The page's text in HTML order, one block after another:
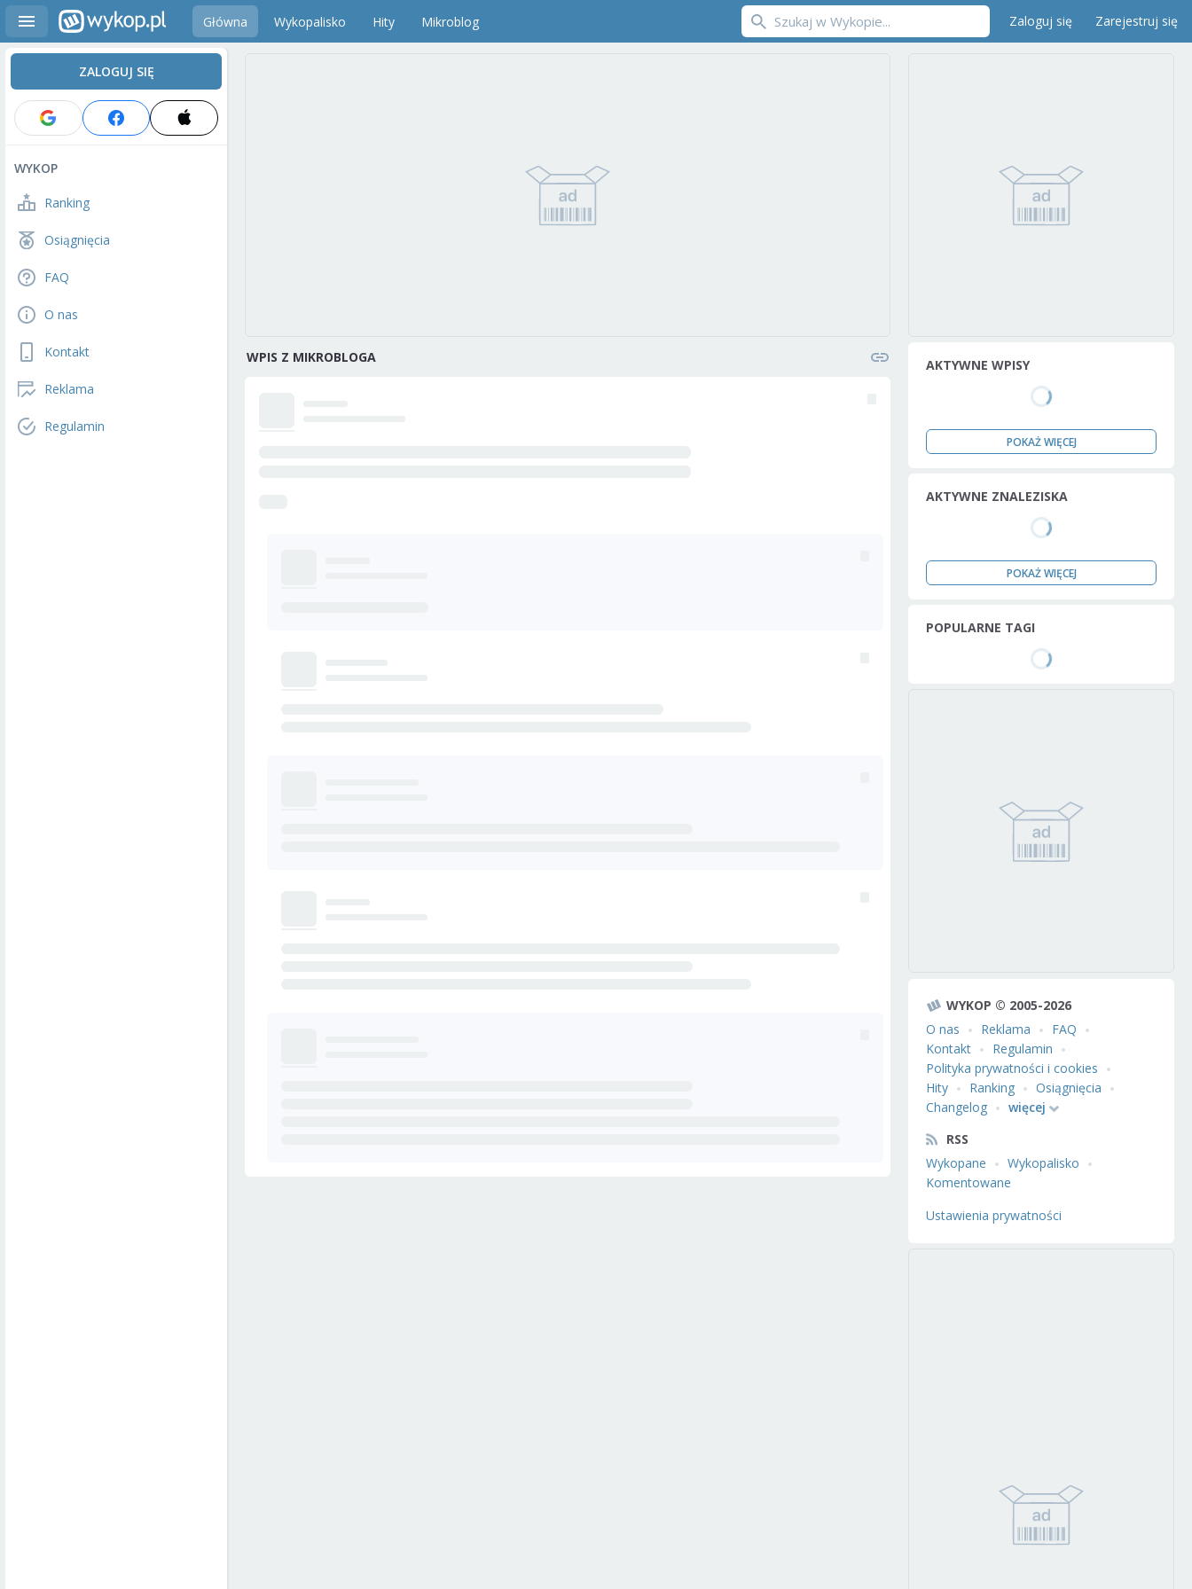
Główna Wykopalisko Hity Mikroblog Zaloguj się Zarejestruj się
ZALOGUJ SIĘ
WYKOP
Ranking
Osiągnięcia
FAQ
O nas
Kontakt
Reklama
Regulamin
WPIS Z MIKROBLOGA AKTYWNE WPISY
POKAŻ WIĘCEJ
AKTYWNE ZNALEZISKA
POKAŻ WIĘCEJ
POPULARNE TAGI
WYKOP © 2005-2026
O nas
Reklama
FAQ
Kontakt
Regulamin
Polityka prywatności i cookies
Hity
Ranking
Osiągnięcia
Changelog
więcej
RSS
Wykopane
Wykopalisko
Komentowane
Ustawienia prywatności